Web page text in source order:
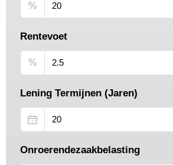
%
Rentevoet
%
Lening Termijnen (Jaren)
Onroerendezaakbelasting